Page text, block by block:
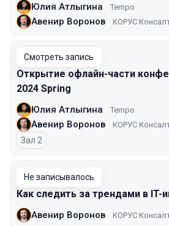
Юлия Атлыгина Tempo
Авенир Воронов КОРУС
Смотреть запись
Открытие офлайн-части
2024 Spring
Юлия Атлыгина Tempo
Авенир Воронов КОРУС
Зал 2
Не записывалось
Как следить за трендами в IT-
Авенир Воронов КОРУС